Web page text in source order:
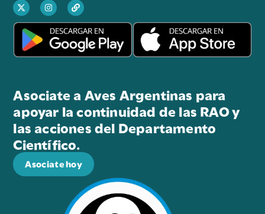
Asociate a Aves Argentinas para
apoyar la continuidad de las RAO y
las acciones del Departamento
Científico.
Asociate hoy